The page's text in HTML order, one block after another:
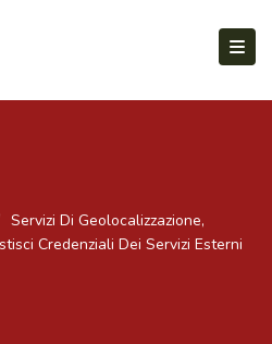
Servizi Di Geolocalizzazione,
Credenziali Dei Servizi Esterni